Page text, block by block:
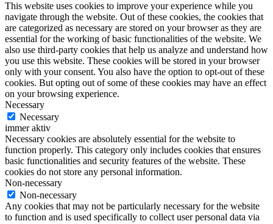
This website uses cookies to improve your experience while you
navigate through the website. Out of these cookies, the cookies that
are categorized as necessary are stored on your browser as they are
essential for the working of basic functionalities of the website. We
also use third-party cookies that help us analyze and understand how
you use this website. These cookies will be stored in your browser
only with your consent. You also have the option to opt-out of these
cookies. But opting out of some of these cookies may have an effect
on your browsing experience.
Necessary
Necessary
immer aktiv
Necessary cookies are absolutely essential for the website to
function properly. This category only includes cookies that ensures
basic functionalities and security features of the website. These
cookies do not store any personal information.
Non-necessary
Non-necessary
Any cookies that may not be particularly necessary for the website
to function and is used specifically to collect user personal data via